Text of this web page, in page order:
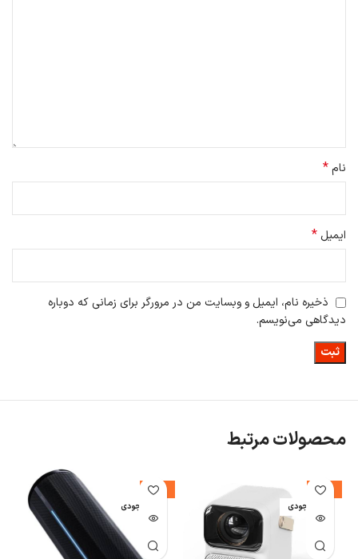
نام*
ایمیل *
ذخیره نام، ایمیل و وبسایت من در مرورگر برای زمانی که دوباره
دیدگاهی می‌نویسم.
محصولات مرتبط
-14%
اتمام موجودی
-31%
اتمام موجودی